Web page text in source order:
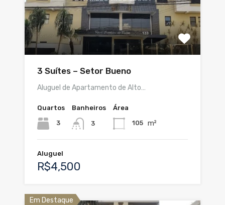
3 Suítes – Setor Bueno
Aluguel de Apartamento de Alto…
Quartos
3
Banheiros
3
Área
105 m²
Aluguel
R$4,500
Em Destaque